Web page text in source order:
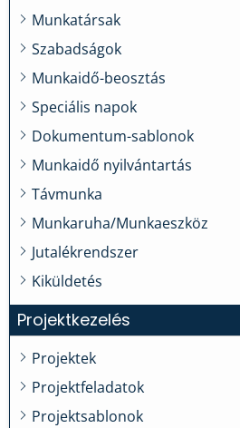
Munkatársak
Szabadságok
Munkaidő-beosztás
Speciális napok
Dokumentum-sablonok
Munkaidő nyilvántartás
Távmunka
Munkaruha/Munkaeszköz
Jutalékrendszer
Kiküldetés
Projektkezelés
Projektek
Projektfeladatok
Projektsablonok